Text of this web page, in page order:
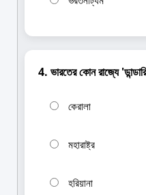
4. ভারতের কোন রাজ্যে
কেরালা
মহারাষ্ট্র
হরিয়ানা